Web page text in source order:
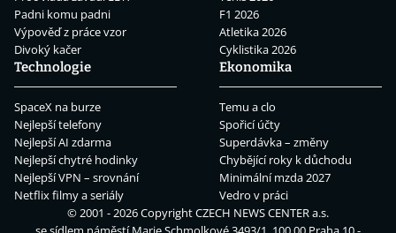
Padni komu padni
Výpověď z práce vzor
Divoký kačer
F1 2026
Atletika 2026
Cyklistika 2026
Technologie
SpaceX na burze
Nejlepší telefony
Nejlepší AI zdarma
Nejlepší chytré hodinky
Nejlepší VPN – srovnání
Netflix filmy a seriály
Ekonomika
Temu a clo
Spořicí účty
Superdávka – změny
Chybějící roky k důchodu
Minimální mzda 2027
Vedro v práci
© 2001 - 2026 CopyrightCZECH NEWS CENTER a.s.